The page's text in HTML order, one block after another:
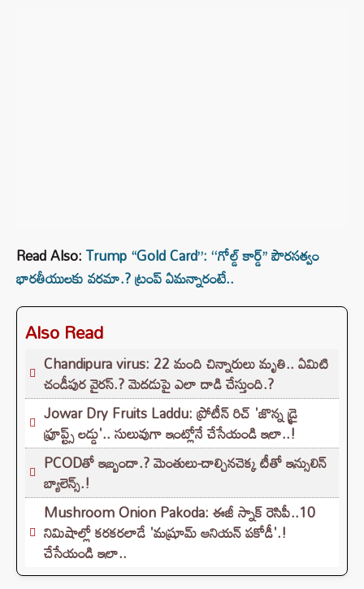
Read Also:Trump “Gold Card”: ‘‘గోల్డ్ కార్డ్’’ పౌరసత్వం
భారతీయులకు వరమా.? ట్రంప్ ఏమన్నారంటే..
Also Read
Chandipura virus: 22 మంది చిన్నారులు మృతి.. ఏమిటి
చండీపుర వైరస్.? మెదడుపై ఎలా దాడి చేస్తుంది.?
Jowar Dry Fruits Laddu: ప్రోటీన్ రిచ్ 'జొన్న డ్రై
ఫ్రూప్ట్స్ లడ్డు'.. సులువుగా ఇంట్లోనే చేసేయండి ఇలా..!
PCODతో ఇబ్బందా.? మెంతులు-దాల్చినచెక్క టీతో ఇన్సులిన్
బ్యాలెన్స్.!
Mushroom Onion Pakoda: ఈజీ స్నాక్ రెసిపీ..10
నిమిషాల్లో కరకరలాడే 'మష్రూమ్ ఆనియన్ పకోడీ'.!
చేసేయండి ఇలా..